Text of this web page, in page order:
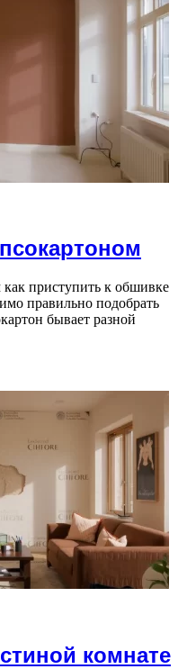
приступить к обшивке
правильно подобрать
бывает разной
комнате